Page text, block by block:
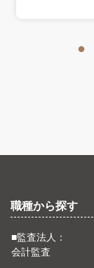
職種から探す
■監査法人：
会計監査